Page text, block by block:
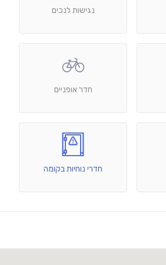
נגישות לנכים
חדר אופניים
חדרי נוחיות בקומה